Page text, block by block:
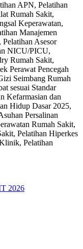
APN, Pelatihan
Rumah Sakit,
Keperawatan,
Manajemen
Asesor
NICU/PICU,
Rumah Sakit,
Perawat Pencegah
Seimbang Rumah
sesuai Standar
Kefarmasian dan
Hidup Dasar 2025,
Persalinan
Rumah Sakit,
Pelatihan Hiperkes
Pelatihan
2026